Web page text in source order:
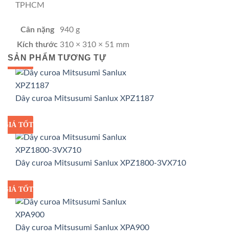
TPHCM
Cân nặng
940 g
Kích thước 310 × 310 × 51 mm
SẢN PHẨM TƯƠNG TỰ
GIÁ SỈ
GIÁ TỐT
Dây curoa Mitsusumi Sanlux XPZ1187
GIÁ SỈ
GIÁ TỐT
Dây curoa Mitsusumi Sanlux XPZ1800-3VX710
GIÁ SỈ
GIÁ TỐT
Dây curoa Mitsusumi Sanlux XPA900